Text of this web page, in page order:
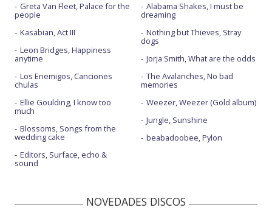
Greta Van Fleet, Palace for the
people
Kasabian, Act III
Leon Bridges, Happiness
anytime
Los Enemigos, Canciones
chulas
Ellie Goulding, I know too
much
Blossoms, Songs from the
wedding cake
Editors, Surface, echo &
sound
Alabama Shakes, I must be
dreaming
Nothing but Thieves, Stray
dogs
Jorja Smith, What are the odds
The Avalanches, No bad
memories
Weezer, Weezer (Gold album)
Jungle, Sunshine
beabadoobee, Pylon
NOVEDADES DISCOS